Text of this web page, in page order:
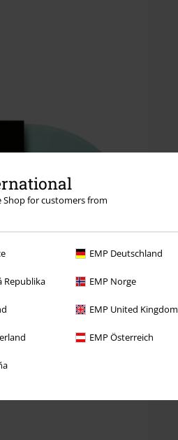
Shop for customers from
EMP Deutschland
Republika EMP Norge
EMP United Kingdom
EMP Österreich